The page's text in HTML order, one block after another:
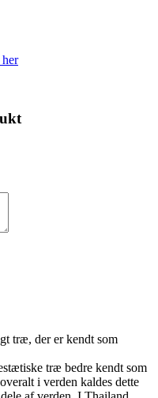
træ, der er kendt som
træ bedre kendt som
i verden kaldes dette